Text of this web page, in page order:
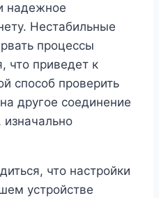
надежное
Нестабильные
процессы
что приведет к
способ проверить
другое соединение
изначально
что настройки
устройстве